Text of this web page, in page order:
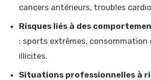
cancers antérieurs, troubles
Risques liés à des
: sports extrêmes, consommation
illicites.
Situations professionnelles à